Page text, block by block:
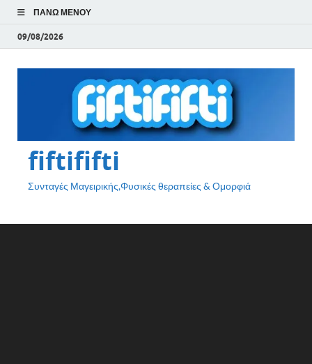
ΠΆΝΩ ΜΕΝΟΎ
09/08/2026
fiftififti
Συνταγές Μαγειρικής,Φυσικές θεραπείες & Ομορφιά